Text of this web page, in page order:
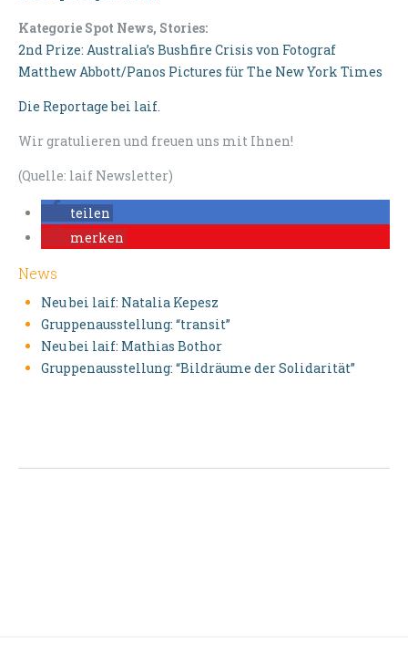
Kategorie Spot News, Stories:
2nd Prize: Australia’s Bushfire Crisis von Fotograf
Matthew Abbott/Panos Pictures für The New York Times
Die Reportage bei laif.
Wir gratulieren und freuen uns mit Ihnen!
(Quelle: laif Newsletter)
teilen
merken
News
Neu bei laif: Natalia Kepesz
Gruppenausstellung: “transit”
Neu bei laif: Mathias Bothor
Gruppenausstellung: “Bildräume der Solidarität”